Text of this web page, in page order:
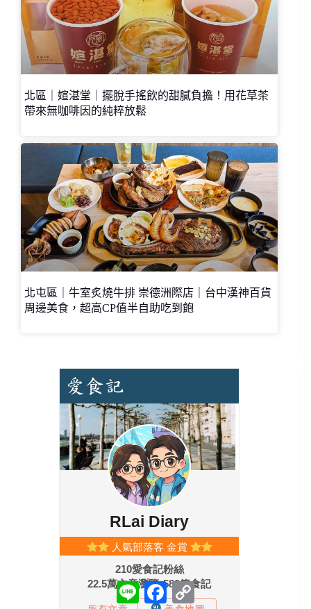
北區｜媗湛堂｜擺脫手搖飲的甜膩負擔！用花草茶
帶來無咖啡因的純粹放鬆
北屯區｜牛室炙燒牛排 崇德洲際店｜台中漢神百貨
周邊美食，超高CP值半自助吃到飽
L
i
F
a
C
o